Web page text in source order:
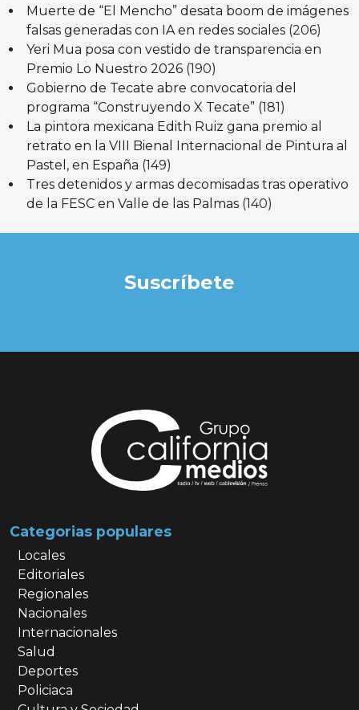
Muerte de “El Mencho” desata boom de imágenes
falsas generadas con IA en redes sociales (206)
Yeri Mua posa con vestido de transparencia en
Premio Lo Nuestro 2026 (190)
Gobierno de Tecate abre convocatoria del
programa “Construyendo X Tecate” (181)
La pintora mexicana Edith Ruiz gana premio al
retrato en la VIII Bienal Internacional de Pintura al
Pastel, en España (149)
Tres detenidos y armas decomisadas tras operativo
de la FESC en Valle de las Palmas (140)
Suscríbete
Categorias populares
Locales
Editoriales
Regionales
Nacionales
Internacionales
Salud
Deportes
Policiaca